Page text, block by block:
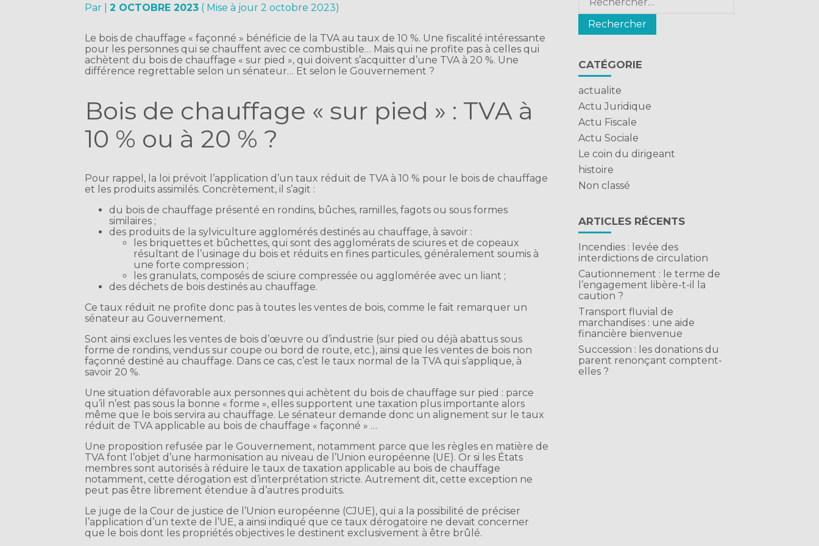
Par |2 OCTOBRE 2023 ( Mise à jour 2 octobre 2023)
Le bois de chauffage « façonné » bénéficie de la TVA au taux de 10 %. Une fiscalité intéressante
pour les personnes qui se chauffent avec ce combustible… Mais qui ne profite pas à celles qui
achètent du bois de chauffage « sur pied », qui doivent s’acquitter d’une TVA à 20 %. Une
différence regrettable selon un sénateur… Et selon le Gouvernement ?
Bois de chauffage « sur pied » : TVA à
10 % ou à 20 % ?
Pour rappel, la loi prévoit l’application d’un taux réduit de TVA à 10 % pour le bois de chauffage
et les produits assimilés. Concrètement, il s’agit :
du bois de chauffage présenté en rondins, bûches, ramilles, fagots ou sous formes
similaires ;
des produits de la sylviculture agglomérés destinés au chauffage, à savoir :
les briquettes et bûchettes, qui sont des agglomérats de sciures et de copeaux
résultant de l’usinage du bois et réduits en fines particules, généralement soumis à
une forte compression ;
les granulats, composés de sciure compressée ou agglomérée avec un liant ;
des déchets de bois destinés au chauffage.
Ce taux réduit ne profite donc pas à toutes les ventes de bois, comme le fait remarquer un
sénateur au Gouvernement.
Sont ainsi exclues les ventes de bois d’œuvre ou d’industrie (sur pied ou déjà abattus sous
forme de rondins, vendus sur coupe ou bord de route, etc.), ainsi que les ventes de bois non
façonné destiné au chauffage. Dans ce cas, c’est le taux normal de la TVA qui s’applique, à
savoir 20 %.
Une situation défavorable aux personnes qui achètent du bois de chauffage sur pied : parce
qu’il n’est pas sous la bonne « forme », elles supportent une taxation plus importante alors
même que le bois servira au chauffage. Le sénateur demande donc un alignement sur le taux
réduit de TVA applicable au bois de chauffage « façonné » …
Une proposition refusée par le Gouvernement, notamment parce que les règles en matière de
TVA font l’objet d’une harmonisation au niveau de l’Union européenne (UE). Or si les États
membres sont autorisés à réduire le taux de taxation applicable au bois de chauffage
notamment, cette dérogation est d’interprétation stricte. Autrement dit, cette exception ne
peut pas être librement étendue à d’autres produits.
Le juge de la Cour de justice de l’Union européenne (CJUE), qui a la possibilité de préciser
l’application d’un texte de l’UE, a ainsi indiqué que ce taux dérogatoire ne devait concerner
que le bois dont les propriétés objectives le destinent exclusivement à être brûlé.
CATÉGORIE
actualite
Actu Juridique
Actu Fiscale
Actu Sociale
Le coin du dirigeant
histoire
Non classé
ARTICLES RÉCENTS
Incendies : levée des
interdictions de circulation
Cautionnement : le terme de
l’engagement libère-t-il la
caution ?
Transport fluvial de
marchandises : une aide
financière bienvenue
Succession : les donations du
parent renonçant comptent-
elles ?